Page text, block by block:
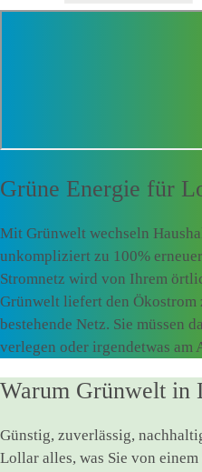
Grüne Energie für
Mit Grünwelt wechseln
unkompliziert zu 100%
Stromnetz wird von Ihrem
Grünwelt liefert den Ökostrom
bestehende Netz. Sie müssen
verlegen oder irgendetwas am
Warum Grünwelt in
Günstig, zuverlässig,
Lollar alles, was Sie von